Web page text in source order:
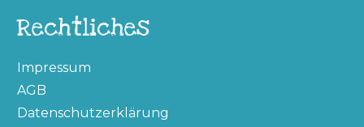
Rechtliches
Impressum
AGB
Datenschutzerklärung